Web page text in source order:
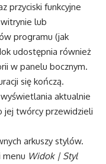
przyciski funkcyjne
lub
programu (jak
udostępnia również
w panelu bocznym.
się kończą.
aktualnie
jej twórcy przewidzieli
arkuszy stylów.
menu Widok | Styl